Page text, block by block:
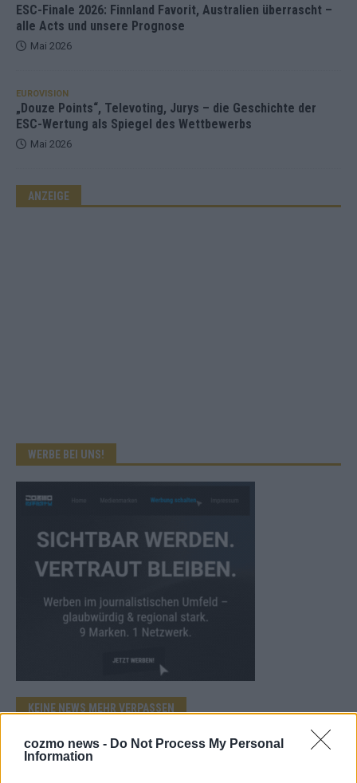
cozmo news - Do Not Process My Personal
Information
ESC-Finale 2026: Finnland Favorit, Australien überrascht –
alle Acts und unsere Prognose
Mai 2026
EUROVISION
„Douze Points“, Televoting, Jurys – die Geschichte der
ESC-Wertung als Spiegel des Wettbewerbs
Mai 2026
ANZEIGE
WERBE BEI UNS!
KEINE NEWS MEHR VERPASSEN